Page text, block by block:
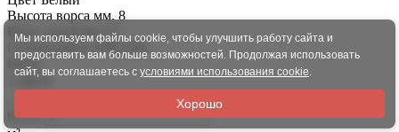
Высота ворса мм. 8
Класс нагрузки
22
Состав ворса
100% ПП
Цена:
1 090 ₽
Кол-во
Мы используем файлы cookie, чтобы улучшить работу сайта и
предоставить вам больше возможностей. Продолжая использовать
сайт, вы соглашаетесь с условиями использования cookie.
Хорошо